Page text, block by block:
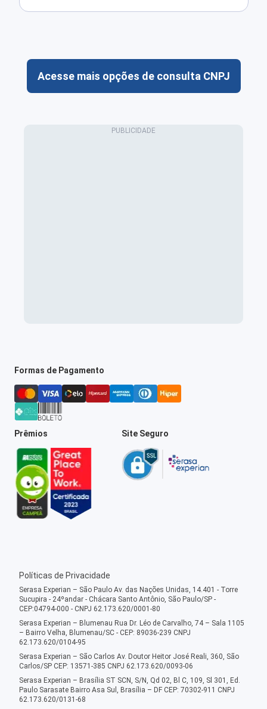
Acesse mais opções de consulta CNPJ
Formas de Pagamento
Prêmios Site Seguro
Políticas de Privacidade
Serasa Experian – São Paulo Av. das Nações Unidas, 14.401 - Torre
Sucupira - 24ºandar - Chácara Santo Antônio, São Paulo/SP -
CEP:04794-000 - CNPJ 62.173.620/0001-80
Serasa Experian – Blumenau Rua Dr. Léo de Carvalho, 74 – Sala 1105
– Bairro Velha, Blumenau/SC - CEP: 89036-239 CNPJ
62.173.620/0104-95
Serasa Experian – São Carlos Av. Doutor Heitor José Reali, 360, São
Carlos/SP CEP: 13571-385 CNPJ 62.173.620/0093-06
Serasa Experian – Brasília ST SCN, S/N, Qd 02, Bl C, 109, Sl 301, Ed.
Paulo Sarasate Bairro Asa Sul, Brasília – DF CEP: 70302-911 CNPJ
62.173.620/0131-68